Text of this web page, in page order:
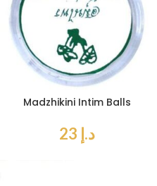
Madzhikini Intim Balls
د.إ